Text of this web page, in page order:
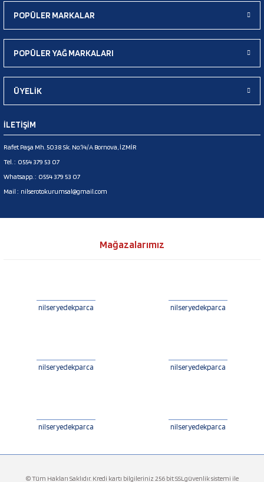
POPÜLER MARKALAR
POPÜLER YAĞ MARKALARI
ÜYELİK
İLETİŞİM
Rafet Paşa Mh. 5038 Sk. No:14/A Bornova, İZMİR
Tel. : 0554 379 53 07
Whatsapp. : 0554 379 53 07
Mail : nilserotokurumsal@gmail.com
Mağazalarımız
nilseryedekparca nilseryedekparca
nilseryedekparca nilseryedekparca
nilseryedekparca nilseryedekparca
© Tüm Hakları Saklıdır. Kredi kartı bilgileriniz 256 bit SSLgüvenlik sistemi ile